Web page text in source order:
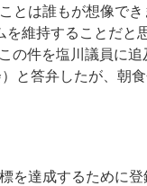
とは誰もが想像で
維持することだと
件を塩川議員に追
と答弁したが、朝
を達成するために